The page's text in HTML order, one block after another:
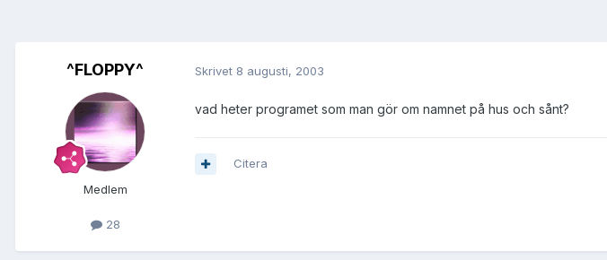
^FLOPPY^
Medlem
28
Skrivet 8 augusti, 2003
vad heter programet som man gör om namnet på hus och sånt?
Citera